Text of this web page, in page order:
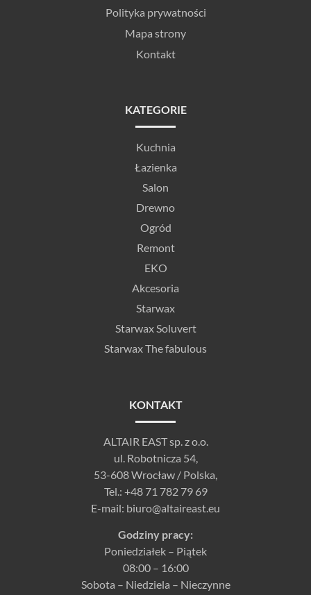
Polityka prywatności
Mapa strony
Kontakt
KATEGORIE
Kuchnia
Łazienka
Salon
Drewno
Ogród
Remont
EKO
Akcesoria
Starwax
Starwax Soluvert
Starwax The fabulous
KONTAKT
ALTAIR EAST sp. z o.o.
ul. Robotnicza 54,
53-608 Wrocław / Polska,
Tel.: +48 71 782 79 69
E-mail: biuro@altaireast.eu
Godziny pracy:
Poniedziałek – Piątek
08:00 – 16:00
Sobota – Niedziela – Nieczynne